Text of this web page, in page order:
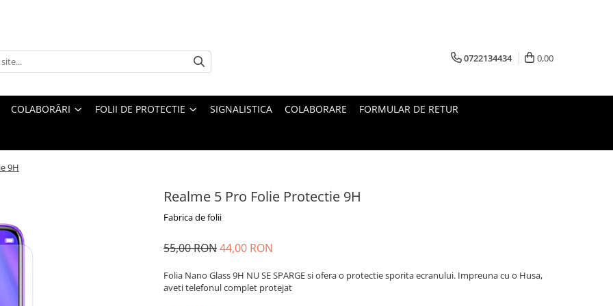
0722134434 0,00
COLABORĂRI FOLII DE PROTECTIE SIGNALISTICA COLABORARE FORMULAR DE RETUR
9H
Realme 5 Pro Folie Protectie 9H
Fabrica de folii
55,00 RON44,00 RON
Folia Nano Glass 9H NU SE SPARGE si ofera o protectie sporita ecranului. Impreuna cu o Husa,
aveti telefonul complet protejat